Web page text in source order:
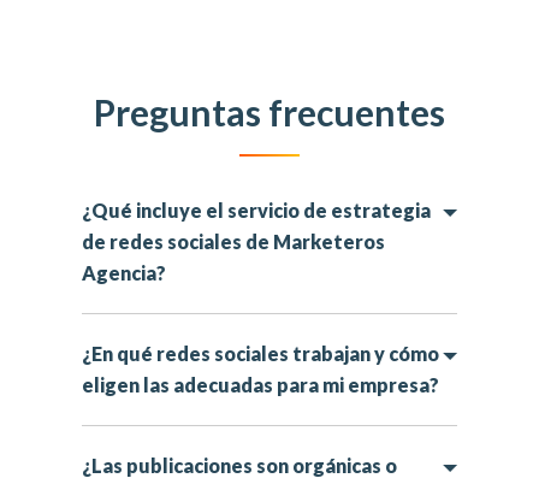
Preguntas frecuentes
¿Qué incluye el servicio de estrategia
de redes sociales de Marketeros
Agencia?
¿En qué redes sociales trabajan y cómo
eligen las adecuadas para mi empresa?
¿Las publicaciones son orgánicas o